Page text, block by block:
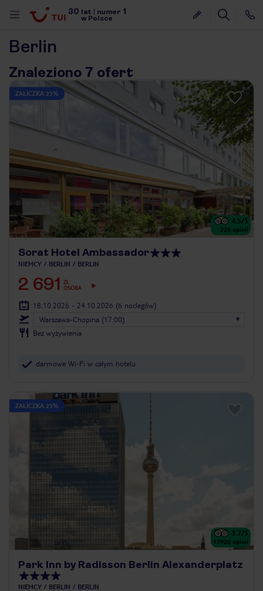
30 lat numer 1
w Polsce
Berlin
Znaleziono 7 ofert
ZALICZKA 25%
4.5/5
228 opinii
Sorat Hotel Ambassador
NIEMCY BERLIN BERLIN
2 691
ZŁ
OSOBA
18.10.2026 - 24.10.2026 (6 noclegów)
Warszawa-Chopina (17:00)
Bez wyżywienia
darmowe Wi-Fi w całym hotelu
ZALICZKA 25%
3.7/5
12920 opinii
Park Inn by Radisson Berlin Alexanderplatz
NIEMCY BERLIN BERLIN